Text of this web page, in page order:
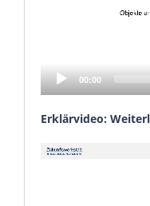
00:00
Erklärvideo:
Video